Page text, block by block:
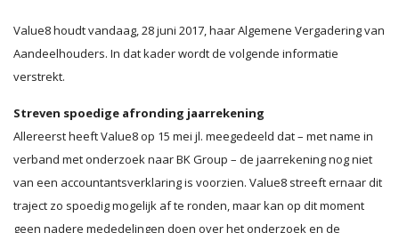
Value8 houdt vandaag, 28 juni 2017, haar Algemene Vergadering van
Aandeelhouders. In dat kader wordt de volgende informatie
verstrekt.
Streven spoedige afronding jaarrekening
Allereerst heeft Value8 op 15 mei jl. meegedeeld dat – met name in
verband met onderzoek naar BK Group – de jaarrekening nog niet
van een accountantsverklaring is voorzien. Value8 streeft ernaar dit
traject zo spoedig mogelijk af te ronden, maar kan op dit moment
geen nadere mededelingen doen over het onderzoek en de